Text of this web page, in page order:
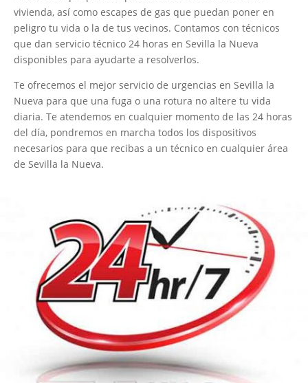
vivienda, así como escapes de gas que puedan poner en
peligro tu vida o la de tus vecinos. Contamos con técnicos
que dan servicio técnico 24 horas en Sevilla la Nueva
disponibles para ayudarte a resolverlos.
Te ofrecemos el mejor servicio de urgencias en Sevilla la
Nueva para que una fuga o una rotura no altere tu vida
diaria. Te atendemos en cualquier momento de las 24 horas
del día, pondremos en marcha todos los dispositivos
necesarios para que recibas a un técnico en cualquier área
de Sevilla la Nueva.